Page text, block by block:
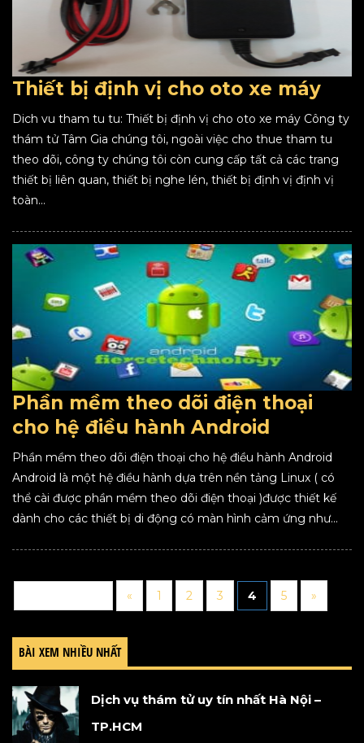
Thiết bị định vị cho oto xe máy
Dich vu tham tu tu: Thiết bị định vị cho oto xe máy Công ty
thám tử Tâm Gia chúng tôi, ngoài việc cho thue tham tu
theo dõi, công ty chúng tôi còn cung cấp tất cả các trang
thiết bị liên quan, thiết bị nghe lén, thiết bị định vị định vị
toàn...
Phần mềm theo dõi điện thoại
cho hệ điều hành Android
Phần mềm theo dõi điện thoại cho hệ điều hành Android
Android là một hệ điều hành dựa trên nền tảng Linux ( có
thể cài được phần mềm theo dõi điện thoại )được thiết kế
dành cho các thiết bị di động có màn hình cảm ứng như...
« 1 2 3 4 5 »
BÀI XEM NHIỀU NHẤT
Dịch vụ thám tử uy tín nhất Hà Nội –
TP.HCM